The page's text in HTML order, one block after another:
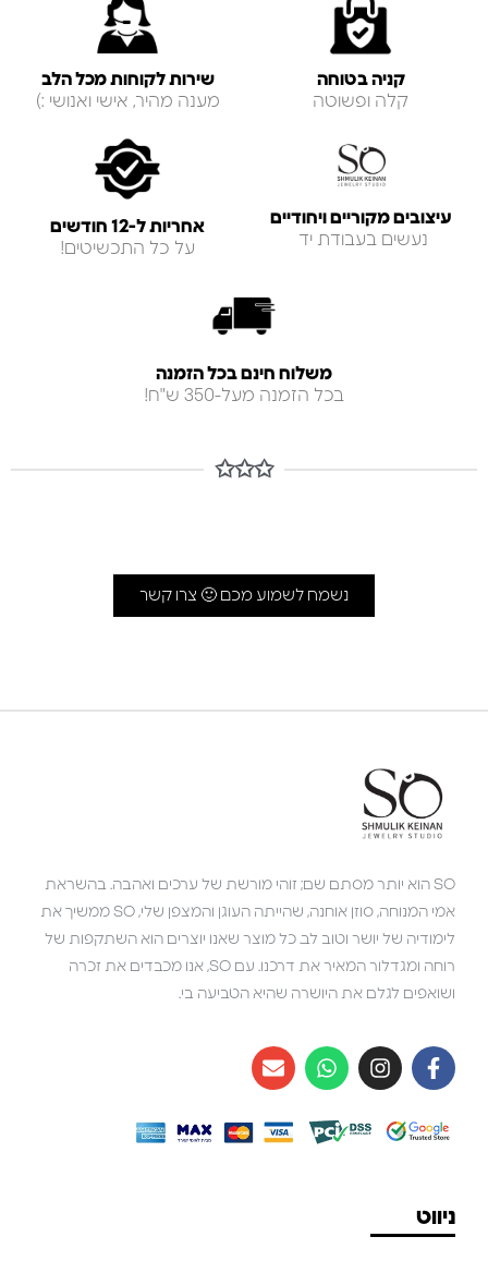
קניה בטוחה
קלה ופשוטה
שירות לקוחות מכל הלב
מענה מהיר, אישי ואנושי :)
עיצובים מקוריים ויחודיים
נעשים בעבודת יד
אחריות ל-12 חודשים
על כל התכשיטים!
משלוח חינם בכל הזמנה
בכל הזמנה מעל-350 ש"ח!
✩✩✩
נשמח לשמוע מכם 🙂 צרו קשר
SO הוא יותר מסתם שם; זוהי מורשת של ערכים ואהבה. בהשראת
אמי המנוחה, סוזן אוחנה, שהייתה העוגן והמצפן שלי, SO ממשיך את
לימודיה של יושר וטוב לב. כל מוצר שאנו יוצרים הוא השתקפות של
רוחה ומגדלור המאיר את דרכנו. עם SO, אנו מכבדים את זכרה
ושואפים לגלם את היושרה שהיא הטביעה בי.
ניווט